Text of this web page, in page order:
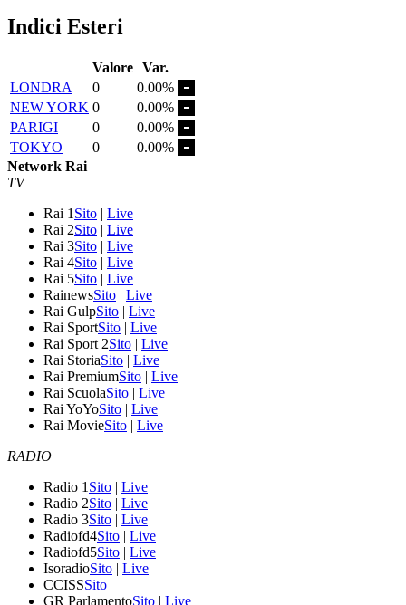
Indici Esteri
Valore Var.
LONDRA
0
0.00%
NEW YORK 0
0.00%
PARIGI
0
0.00%
TOKYO
0
0.00%
Network Rai
TV
Rai 1 Sito | Live
Rai 2Sito | Live
Rai 3Sito | Live
Rai 4Sito | Live
Rai 5Sito | Live
RainewsSito | Live
Rai GulpSito | Live
Rai SportSito | Live
Rai Sport 2Sito | Live
Rai StoriaSito | Live
Rai PremiumSito | Live
Rai ScuolaSito | Live
Rai YoYoSito | Live
Rai MovieSito | Live
RADIO
Radio 1 Sito | Live
Radio 2Sito | Live
Radio 3Sito | Live
Radiofd4Sito | Live
Radiofd5Sito | Live
IsoradioSito | Live
CCISSSito
GR ParlamentoSito | Live